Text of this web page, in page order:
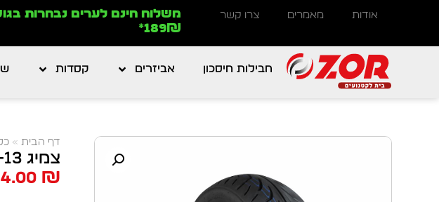
אודות מאמרים צרו קשר
משלוח חינם לערים נבחרות
189₪*
חבילות חיסכון אביזרים קסדות
דף הבית»
צמיג 120-70-13 גי דינק X TOWN קדמי
₪